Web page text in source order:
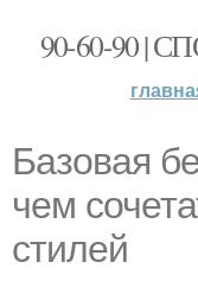
90-60-90 |
Базовая
чем
стилей